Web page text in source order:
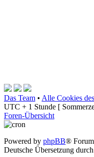
Das Team • Alle Cookies
UTC + 1 Stunde [
Foren-Übersicht
Powered by phpBB®
Deutsche Übersetzung durch